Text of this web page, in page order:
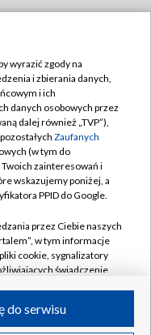
wyrazić zgody na
i zbierania danych,
i ich
danych osobowych przez
dalej również „TVP”),
Zaufanych
(w tym do
zainteresowań i
wskazujemy poniżej, a
PPID do Google.
przez Ciebie naszych
w tym informacje
cookie, sygnalizatory
świadczenie
do serwisu